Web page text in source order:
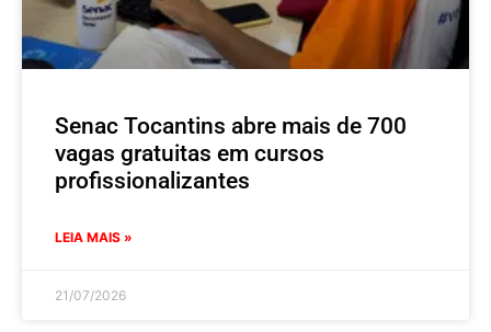
Senac Tocantins abre mais de 700
vagas gratuitas em cursos
profissionalizantes
LEIA MAIS »
21/07/2026